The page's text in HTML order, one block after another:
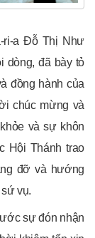
ri-a Đỗ Thị Như
dòng, đã bày tỏ
đồng hành của
chúc mừng và
và sự khôn
Hội Thánh trao
đỡ và hướng
vụ.
sự đón nhận